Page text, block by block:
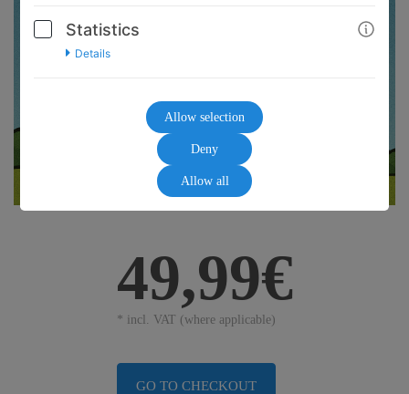
49,99€
* incl. VAT (where applicable)
GO TO CHECKOUT
Statistics
Details
Allow selection
Deny
Allow all